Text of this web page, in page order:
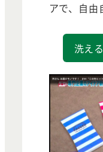
アで、自由
洗え